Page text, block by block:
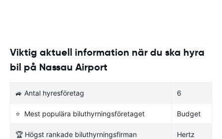
Viktig aktuell information när du ska hyra
bil på Nassau Airport
🚙 Antal hyresföretag 6
⭐ Mest populära biluthyrningsföretaget Budget
🏆 Högst rankade biluthyrningsfirman Hertz